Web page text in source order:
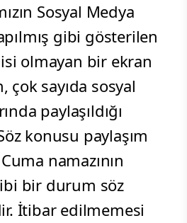
Sosyal Medya
gibi gösterilen
olmayan bir ekran
sayıda sosyal
paylaşıldığı
konusu paylaşım
namazının
bir durum söz
İtibar edilmemesi